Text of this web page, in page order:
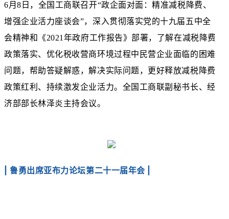
6月8日，全国工商联召开“政企面对面：精准减税降费、
增强企业活力座谈会”，深入贯彻落实党的十九届五中全
会精神和《2021年政府工作报告》部署，了解在减税降费
政策落实、优化税收营商环境过程中民营企业面临的困难
问题，帮助答疑解惑，解决实际问题，更好释放减税降费
政策红利、持续激发企业活力。全国工商联副秘书长、经
济部部长林泽炎主持会议。
| 鲁勇出席亚布力论坛第二十一届年会